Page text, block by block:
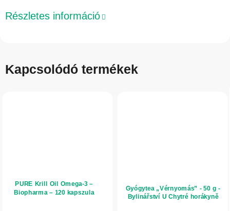
Részletes információ
Kapcsolódó termékek
PURE Krill Oil Omega-3 –
Biopharma – 120 kapszula
Gyógytea „Vérnyomás” - 50 g -
Bylinářství U Chytré horákyně